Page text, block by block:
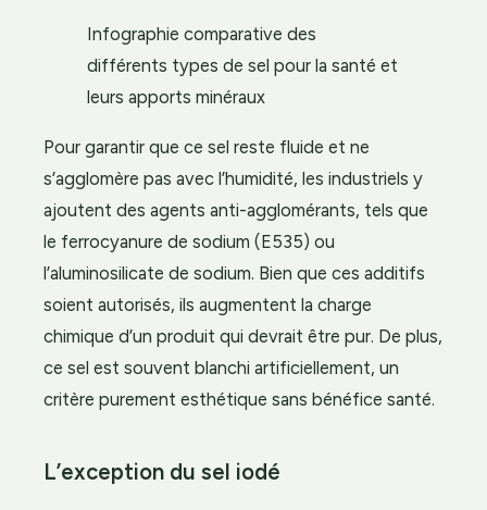
Infographie comparative des
différents types de sel pour la santé et
leurs apports minéraux
Pour garantir que ce sel reste fluide et ne
s’agglomère pas avec l’humidité, les industriels y
ajoutent des agents anti-agglomérants, tels que
le ferrocyanure de sodium (E535) ou
l’aluminosilicate de sodium. Bien que ces additifs
soient autorisés, ils augmentent la charge
chimique d’un produit qui devrait être pur. De plus,
ce sel est souvent blanchi artificiellement, un
critère purement esthétique sans bénéfice santé.
L’exception du sel iodé